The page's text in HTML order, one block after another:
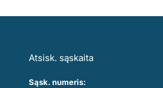
Atsisk. sąskaita
Sąsk. numeris: